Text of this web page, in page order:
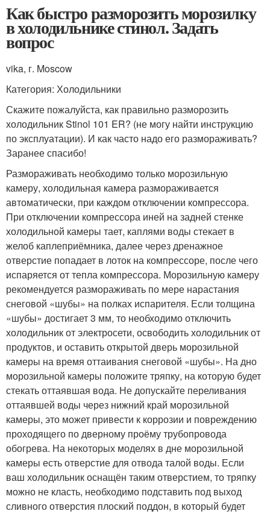
Как быстро разморозить морозилку
в холодильнике стинол. Задать
вопрос
vika, г. Moscow
Категория: Холодильники
Скажите пожалуйста, как правильно разморозить
холодильник Stinol 101 ER? (не могу найти инструкцию
по эксплуатации). И как часто надо его размораживать?
Заранее спасибо!
Размораживать необходимо только морозильную
камеру, холодильная камера размораживается
автоматически, при каждом отключении компрессора.
При отключении компрессора иней на задней стенке
холодильной камеры тает, каплями воды стекает в
желоб каплеприёмника, далее через дренажное
отверстие попадает в лоток на компрессоре, после чего
испаряется от тепла компрессора. Морозильную камеру
рекомендуется размораживать по мере нарастания
снеговой «шубы» на полках испарителя. Если толщина
«шубы» достигает 3 мм, то необходимо отключить
холодильник от электросети, освободить холодильник от
продуктов, и оставить открытой дверь морозильной
камеры на время оттаивания снеговой «шубы». На дно
морозильной камеры положите тряпку, на которую будет
стекать оттаявшая вода. Не допускайте переливания
оттаявшей воды через нижний край морозильной
камеры, это может привести к коррозии и повреждению
проходящего по дверному проёму трубопровода
обогрева. На некоторых моделях в дне морозильной
камеры есть отверстие для отвода талой воды. Если
ваш холодильник оснащён таким отверстием, то тряпку
можно не класть, необходимо подставить под выход
сливного отверстия плоский поддон, в который будет